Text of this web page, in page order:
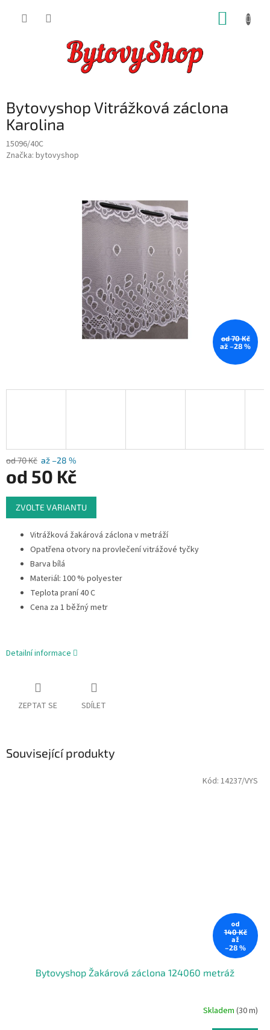
Bytovyshop Vitrážková záclona
Karolina
15096/40C
Značka: bytovyshop
od 70 Kč
až –28 %
od 70 Kč až –28 %
od 50 Kč
Měrná
cena:
ZVOLTE VARIANTU
Vitrážková žakárová záclona v metráží
Opatřena otvory na provlečení vitrážové tyčky
Barva bílá
Materiál: 100 % polyester
Teplota praní 40 C
Cena za 1 běžný metr
Detailní informace
ZEPTAT SE SDÍLET
Související produkty
od
140 Kč
až
–28 %
Bytovyshop Žakárová záclona 124060 metráž
Skladem (30 m)
Kód: 14237/VYS